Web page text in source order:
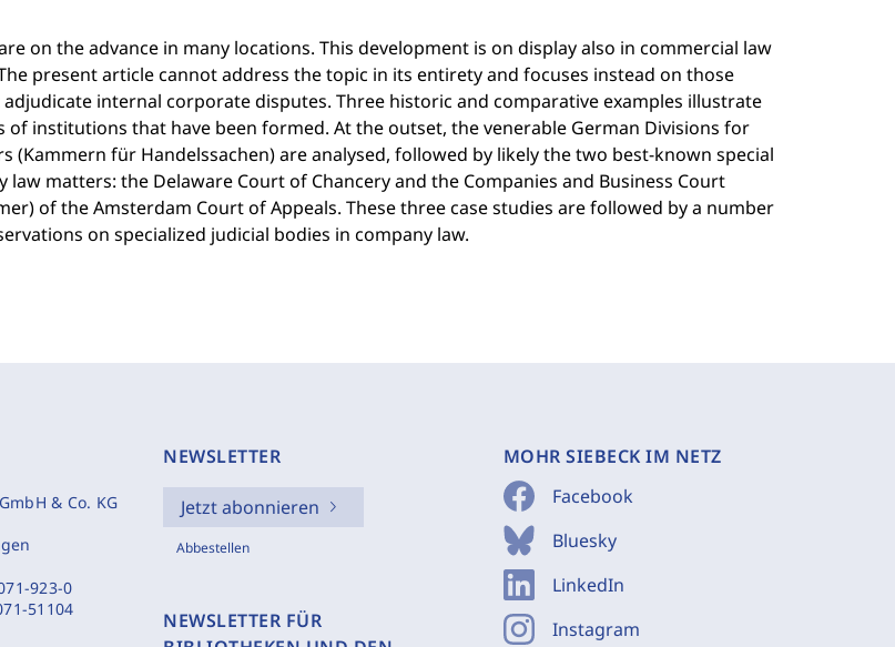
on the advance in many locations. This development is on display also in commercial law
present article cannot address the topic in its entirety and focuses instead on those
internal corporate disputes. Three historic and comparative examples illustrate
of institutions that have been formed. At the outset, the venerable German Divisions for
(Kammern für Handelssachen) are analysed, followed by likely the two best-known special
matters: the Delaware Court of Chancery and the Companies and Business Court
of the Amsterdam Court of Appeals. These three case studies are followed by a number
on specialized judicial bodies in company law.
& Co. KG
923-0
51104
NEWSLETTER
Jetzt abonnieren
Abbestellen
NEWSLETTER FÜR
MOHR SIEBECK IM NETZ
Facebook
Bluesky
LinkedIn
Instagram